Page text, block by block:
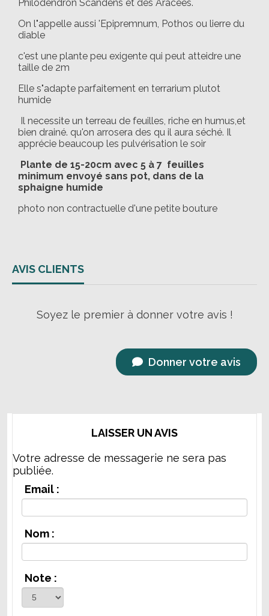
Philodendron Scandens et des Aracées.
On l"appelle aussi 'Epipremnum, Pothos ou lierre du
diable
c'est une plante peu exigente qui peut atteidre une
taille de 2m
Elle s"adapte parfaitement en terrarium plutot
humide
Il necessite un terreau de feuilles, riche en humus,et
bien drainé. qu'on arrosera des qu il aura séché. Il
apprécie beaucoup les pulvérisation le soir
Plante de 15-20cm avec 5 à 7 feuilles
minimum envoyé sans pot, dans de la
sphaigne humide
photo non contractuelle d'une petite bouture
AVIS CLIENTS
Soyez le premier à donner votre avis !
Donner votre avis
LAISSER UN AVIS
Votre adresse de messagerie ne sera pas
publiée.
Email :
Nom :
Note :